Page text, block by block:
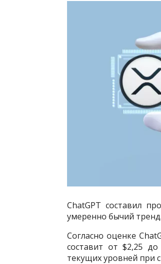
ChatGPT составил
умеренно бычий тренд.
Согласно оценке
составит от $2,25
текущих уровней при